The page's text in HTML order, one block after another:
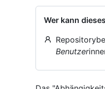
Wer kann
Benutzer